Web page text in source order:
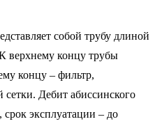
собой трубу длиной
верхнему концу трубы
концу – фильтр,
Дебит абиссинского
срок эксплуатации – до